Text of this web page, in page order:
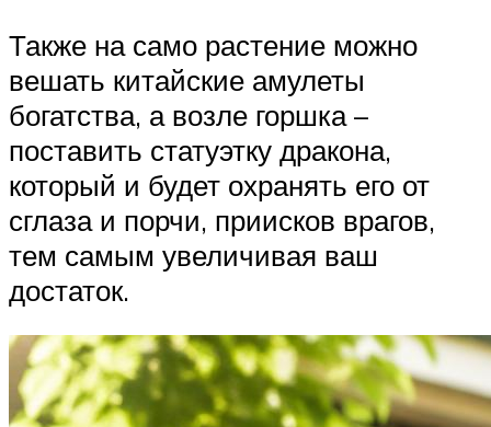
Также на само растение можно
вешать китайские амулеты
богатства, а возле горшка –
поставить статуэтку дракона,
который и будет охранять его от
сглаза и порчи, приисков врагов,
тем самым увеличивая ваш
достаток.